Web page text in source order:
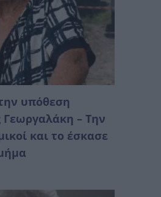
υπόθεση
Γεωργαλάκη – Την
και το έσκασε